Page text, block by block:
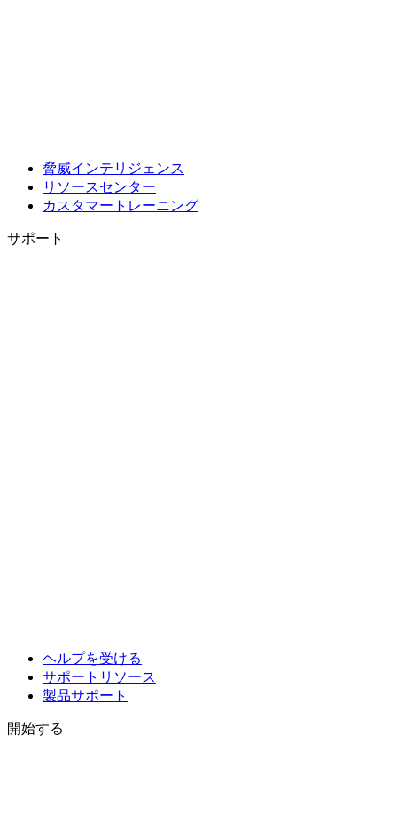
脅威インテリジェンス
リソースセンター
カスタマートレーニング
サポート
ヘルプを受ける
サポートリソース
製品サポート
開始する